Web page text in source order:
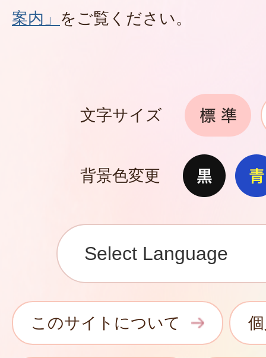
案内」 をご覧ください。
文字サイズ
背景色変更
このサイトについて